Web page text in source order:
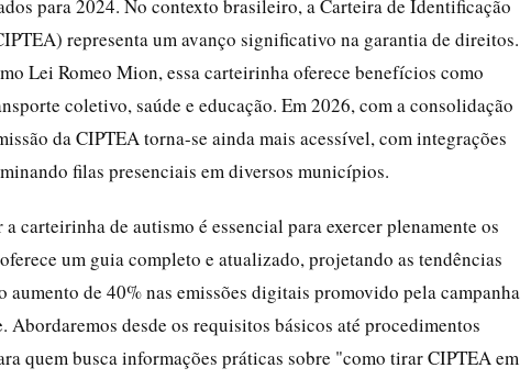
para 2024. No contexto brasileiro, a Carteira de Identificação
representa um avanço significativo na garantia de direitos.
Lei Romeo Mion, essa carteirinha oferece benefícios como
coletivo, saúde e educação. Em 2026, com a consolidação
da CIPTEA torna-se ainda mais acessível, com integrações
filas presenciais em diversos municípios.
carteirinha de autismo é essencial para exercer plenamente os
um guia completo e atualizado, projetando as tendências
aumento de 40% nas emissões digitais promovido pela campanha
desde os requisitos básicos até procedimentos
quem busca informações práticas sobre "como tirar CIPTEA em